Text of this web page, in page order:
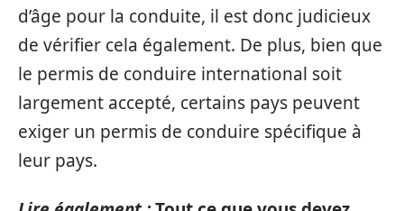
d’âge pour la conduite, il est donc judicieux
de vérifier cela également. De plus, bien que
le permis de conduire international soit
largement accepté, certains pays peuvent
exiger un permis de conduire spécifique à
leur pays.